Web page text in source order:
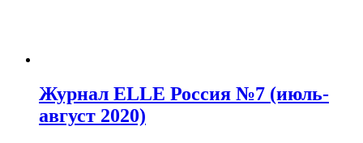
Журнал ELLE Россия №7 (июль-
август 2020)